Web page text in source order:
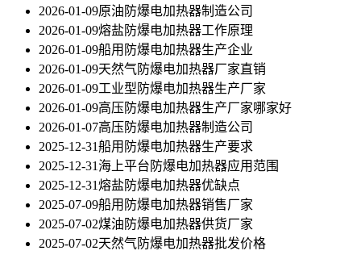
2026-01-09原油防爆电加热器制造公司
2026-01-09熔盐防爆电加热器工作原理
2026-01-09船用防爆电加热器生产企业
2026-01-09天然气防爆电加热器厂家直销
2026-01-09工业型防爆电加热器生产厂家
2026-01-09高压防爆电加热器生产厂家哪家好
2026-01-07高压防爆电加热器制造公司
2025-12-31船用防爆电加热器生产要求
2025-12-31 海上平台防爆电加热器应用范围
2025-12-31熔盐防爆电加热器优缺点
2025-07-09船用防爆电加热器销售厂家
2025-07-02煤油防爆电加热器供货厂家
2025-07-02天然气防爆电加热器批发价格